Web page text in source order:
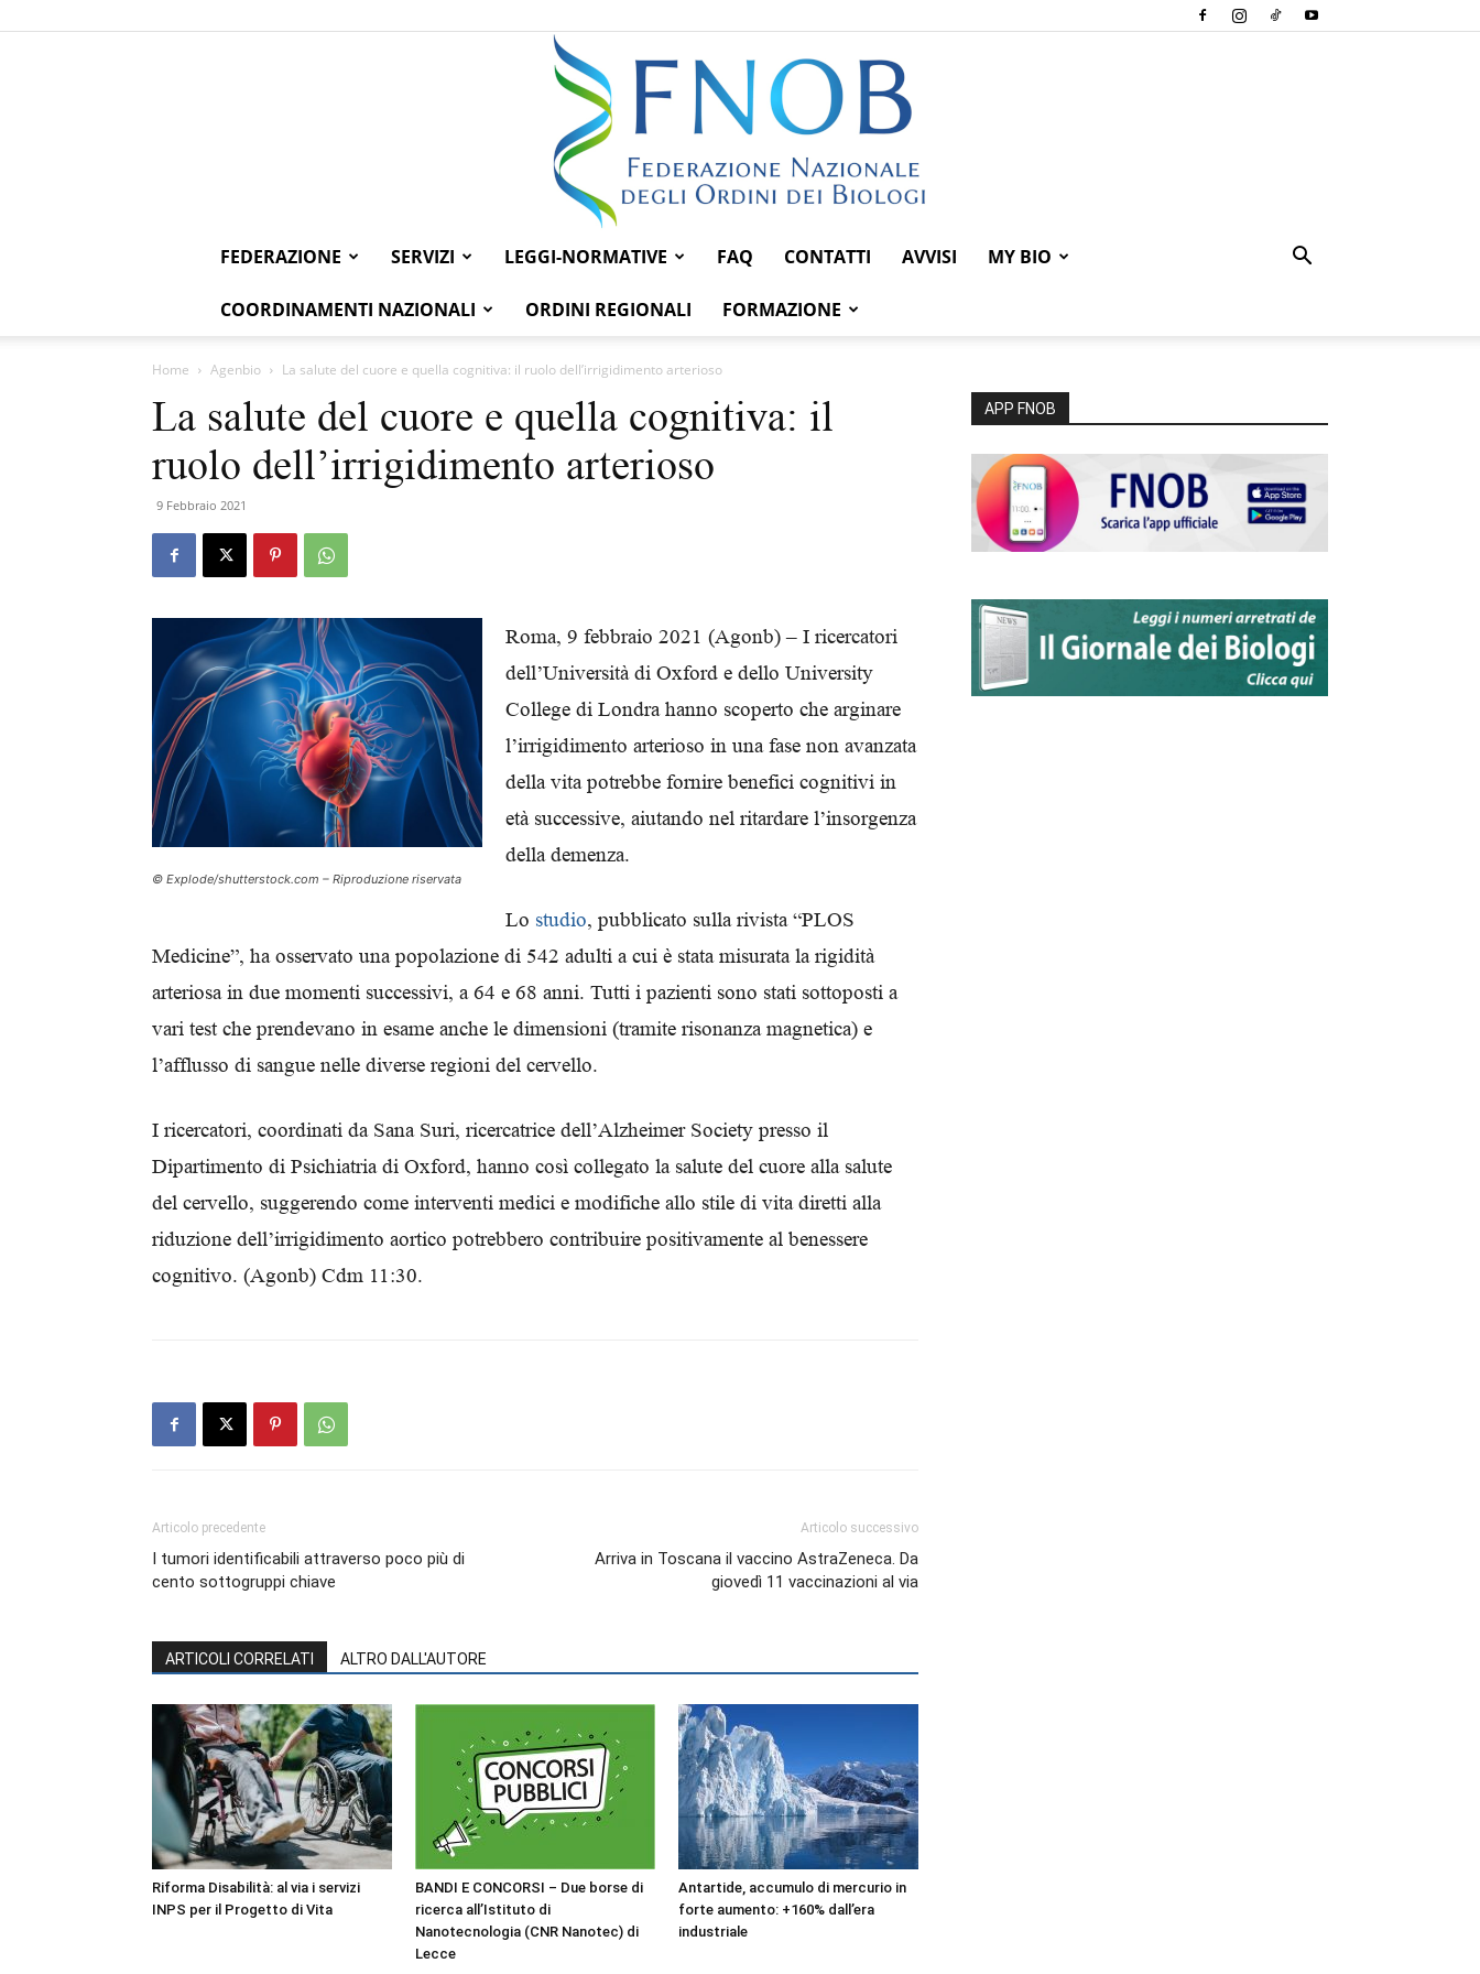
Federazione
FEDERAZIONE SERVIZI LEGGI-NORMATIVE FAQ CONTATTI AVVISI MY BIO
COORDINAMENTI NAZIONALI ORDINI REGIONALI FORMAZIONE
Home Agenbio La salute del cuore e quella cognitiva: il ruolo dell’irrigidimento arterioso
La salute del cuore e quella cognitiva: il
ruolo dell’irrigidimento arterioso
9 Febbraio 2021
© Explode/shutterstock.com – Riproduzione riservata
Roma, 9 febbraio 2021 (Agonb) – I ricercatori
dell’Università di Oxford e dello University
College di Londra hanno scoperto che arginare
l’irrigidimento arterioso in una fase non avanzata
della vita potrebbe fornire benefici cognitivi in
età successive, aiutando nel ritardare l’insorgenza
della demenza.
Lo studio, pubblicato sulla rivista “PLOS
Medicine”, ha osservato una popolazione di 542 adulti a cui è stata misurata la rigidità
arteriosa in due momenti successivi, a 64 e 68 anni. Tutti i pazienti sono stati sottoposti a
vari test che prendevano in esame anche le dimensioni (tramite risonanza magnetica) e
l’afflusso di sangue nelle diverse regioni del cervello.
I ricercatori, coordinati da Sana Suri, ricercatrice dell’Alzheimer Society presso il
Dipartimento di Psichiatria di Oxford, hanno così collegato la salute del cuore alla salute
del cervello, suggerendo come interventi medici e modifiche allo stile di vita diretti alla
riduzione dell’irrigidimento aortico potrebbero contribuire positivamente al benessere
cognitivo. (Agonb) Cdm 11:30.
Articolo precedente
I tumori identificabili attraverso poco più di
cento sottogruppi chiave
Articolo successivo
Arriva in Toscana il vaccino AstraZeneca. Da
giovedì 11 vaccinazioni al via
ARTICOLI CORRELATI ALTRO DALL'AUTORE
Riforma Disabilità: al via i servizi
INPS per il Progetto di Vita
BANDI E CONCORSI – Due borse di
ricerca all’Istituto di
Nanotecnologia (CNR Nanotec) di
Lecce
Antartide, accumulo di mercurio in
forte aumento: +160% dall’era
industriale
APP FNOB